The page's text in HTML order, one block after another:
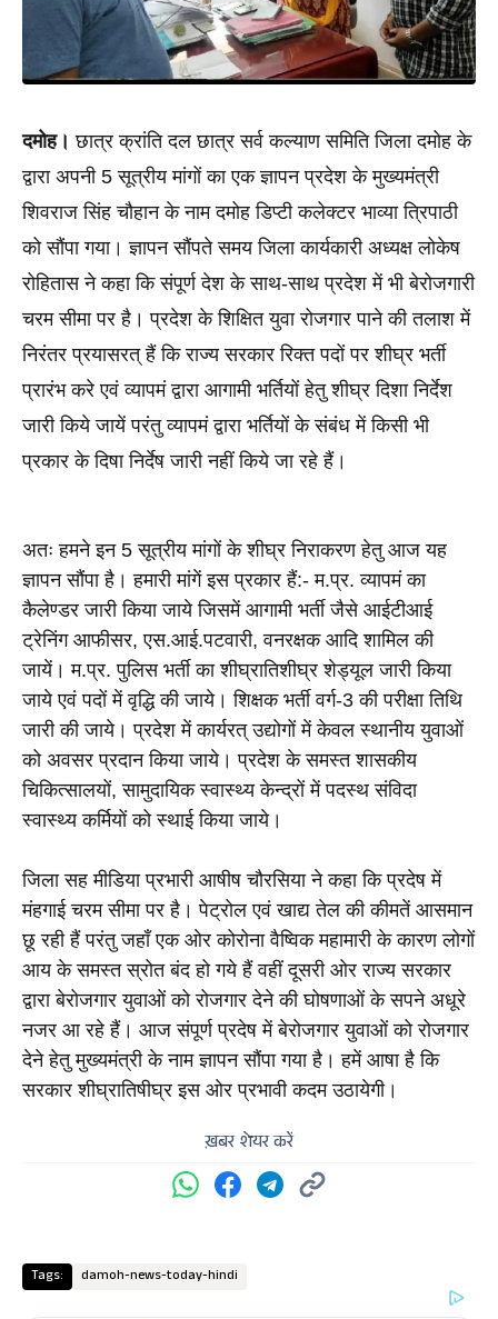
दमोह। छात्र क्रांति दल छात्र सर्व कल्याण समिति जिला दमोह के
द्वारा अपनी 5 सूत्रीय मांगों का एक ज्ञापन प्रदेश के मुख्यमंत्री
शिवराज सिंह चौहान के नाम दमोह डिप्टी कलेक्टर भाव्या त्रिपाठी
को सौंपा गया। ज्ञापन सौंपते समय जिला कार्यकारी अध्यक्ष लोकेष
रोहितास ने कहा कि संपूर्ण देश के साथ-साथ प्रदेश में भी बेरोजगारी
चरम सीमा पर है। प्रदेश के शिक्षित युवा रोजगार पाने की तलाश में
निरंतर प्रयासरत् हैं कि राज्य सरकार रिक्त पदों पर शीघ्र भर्ती
प्रारंभ करे एवं व्यापमं द्वारा आगामी भर्तियों हेतु शीघ्र दिशा निर्देश
जारी किये जायें परंतु व्यापमं द्वारा भर्तियों के संबंध में किसी भी
प्रकार के दिषा निर्देष जारी नहीं किये जा रहे हैं।
अतः हमने इन 5 सूत्रीय मांगों के शीघ्र निराकरण हेतु आज यह
ज्ञापन सौंपा है। हमारी मांगें इस प्रकार हैं:- म.प्र. व्यापमं का
कैलेण्डर जारी किया जाये जिसमें आगामी भर्ती जैसे आईटीआई
ट्रेनिंग आफीसर, एस.आई.पटवारी, वनरक्षक आदि शामिल की
जायें। म.प्र. पुलिस भर्ती का शीघ्रातिशीघ्र शेड्यूल जारी किया
जाये एवं पदों में वृद्धि की जाये। शिक्षक भर्ती वर्ग-3 की परीक्षा तिथि
जारी की जाये। प्रदेश में कार्यरत् उद्योगों में केवल स्थानीय युवाओं
को अवसर प्रदान किया जाये। प्रदेश के समस्त शासकीय
चिकित्सालयों, सामुदायिक स्वास्थ्य केन्द्रों में पदस्थ संविदा
स्वास्थ्य कर्मियों को स्थाई किया जाये।
जिला सह मीडिया प्रभारी आषीष चौरसिया ने कहा कि प्रदेष में
मंहगाई चरम सीमा पर है। पेट्रोल एवं खाद्य तेल की कीमतें आसमान
छू रही हैं परंतु जहाँ एक ओर कोरोना वैष्विक महामारी के कारण लोगों
आय के समस्त स्रोत बंद हो गये हैं वहीं दूसरी ओर राज्य सरकार
द्वारा बेरोजगार युवाओं को रोजगार देने की घोषणाओं के सपने अधूरे
नजर आ रहे हैं। आज संपूर्ण प्रदेष में बेरोजगार युवाओं को रोजगार
देने हेतु मुख्यमंत्री के नाम ज्ञापन सौंपा गया है। हमें आषा है कि
सरकार शीघ्रातिषीघ्र इस ओर प्रभावी कदम उठायेगी।
ख़बर शेयर करें
Tags: damoh-news-today-hindi